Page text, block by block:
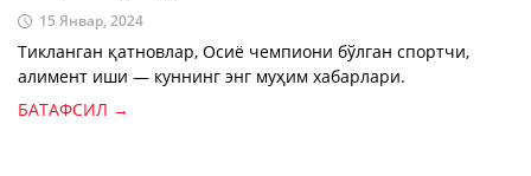
15 Январ, 2024
Тикланган қатновлар, Осиё чемпиони бўлган спортчи,
алимент иши — куннинг энг муҳим хабарлари.
БАТАФСИЛ →